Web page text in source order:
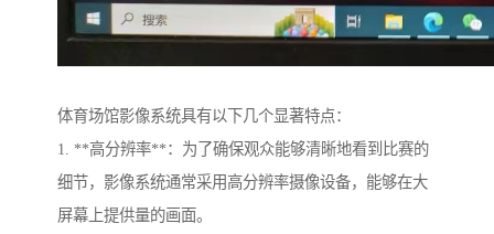
体育场馆影像系统具有以下几个显著特点：
1. **高分辨率**：为了确保观众能够清晰地看到比赛的
细节，影像系统通常采用高分辨率摄像设备，能够在大
屏幕上提供量的画面。